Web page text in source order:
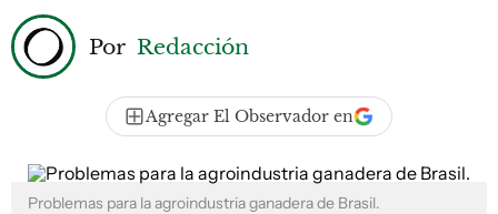
Por Redacción
Agregar El Observador en
Problemas para la agroindustria ganadera de Brasil.